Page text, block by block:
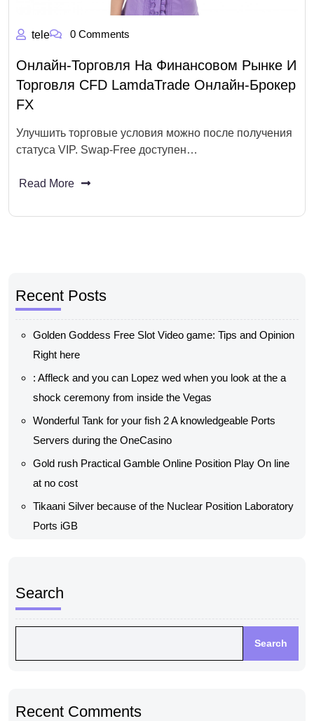
tele 0 Comments
Онлайн-Торговля На Финансовом Рынке И
Торговля CFD LamdaTrade Онлайн-Брокер
FX
Улучшить торговые условия можно после получения
статуса VIP. Swap-Free доступен…
Read More
Recent Posts
Golden Goddess Free Slot Video game: Tips and Opinion
Right here
: Affleck and you can Lopez wed when you look at the a
shock ceremony from inside the Vegas
Wonderful Tank for your fish 2 A knowledgeable Ports
Servers during the OneCasino
Gold rush Practical Gamble Online Position Play On line
at no cost
Tikaani Silver because of the Nuclear Position Laboratory
Ports iGB
Search
Search
Recent Comments